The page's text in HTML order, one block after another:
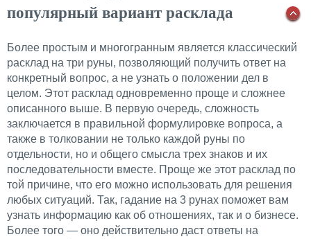
популярный вариант расклада
Более простым и многогранным является классический
расклад на три руны, позволяющий получить ответ на
конкретный вопрос, а не узнать о положении дел в
целом. Этот расклад одновременно проще и сложнее
описанного выше. В первую очередь, сложность
заключается в правильной формулировке вопроса, а
также в толковании не только каждой руны по
отдельности, но и общего смысла трех знаков и их
последовательности вместе. Проще же этот расклад по
той причине, что его можно использовать для решения
любых ситуаций. Так, гадание на 3 рунах поможет вам
узнать информацию как об отношениях, так и о бизнесе.
Более того — оно действительно даст ответы на